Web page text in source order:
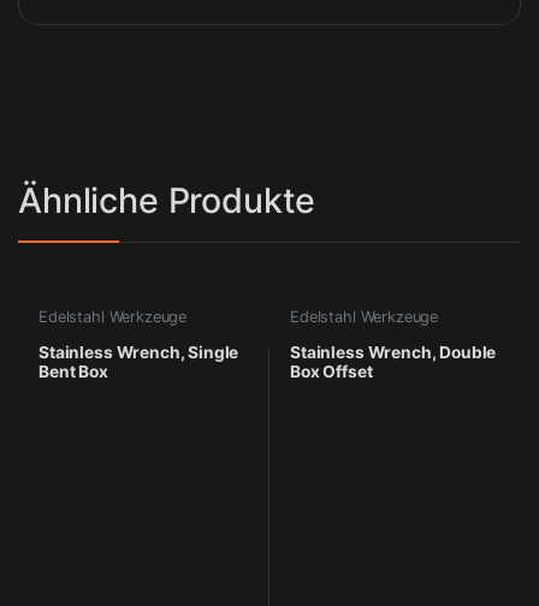
Ähnliche Produkte
Edelstahl Werkzeuge
Stainless Wrench, Single
Bent Box
Edelstahl Werkzeuge
Stainless Wrench, Double
Box Offset